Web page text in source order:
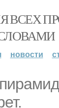
ВСЕХ
новости